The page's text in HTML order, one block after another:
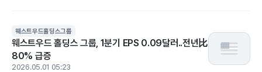
웨스트우드홀딩스그룹
웨스트우드 홀딩스 그룹, 1분기 EPS 0.09달러..전년比
80% 급증
2026.05.01 05:23